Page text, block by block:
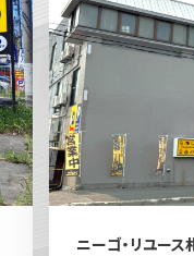
ニーゴ・リユース